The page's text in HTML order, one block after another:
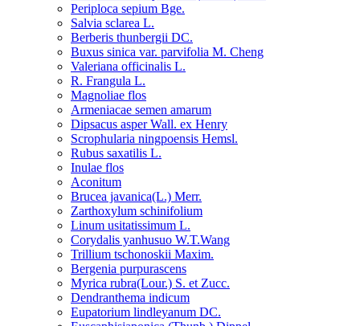
Periploca sepium Bge.
Salvia sclarea L.
Berberis thunbergii DC.
Buxus sinica var. parvifolia M. Cheng
Valeriana officinalis L.
R. Frangula L.
Magnoliae flos
Armeniacae semen amarum
Dipsacus asper Wall. ex Henry
Scrophularia ningpoensis Hemsl.
Rubus saxatilis L.
Inulae flos
Aconitum
Brucea javanica(L.) Merr.
Zarthoxylum schinifolium
Linum usitatissimum L.
Corydalis yanhusuo W.T.Wang
Trillium tschonoskii Maxim.
Bergenia purpurascens
Myrica rubra(Lour.) S. et Zucc.
Dendranthema indicum
Eupatorium lindleyanum DC.